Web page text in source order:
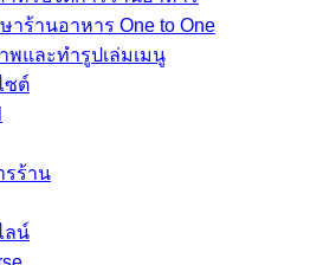
าร้านอาหาร One to One
พและทำรูปเล่มเมนู
ซต์
ร้าน
ลน์